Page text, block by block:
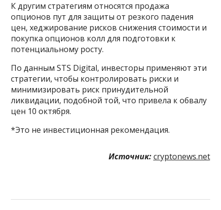
К другим стратегиям относятся продажа
опционов пут для защиты от резкого падения
цен, хеджирование рисков снижения стоимости и
покупка опционов колл для подготовки к
потенциальному росту.
По данным STS Digital, инвесторы применяют эти
стратегии, чтобы контролировать риски и
минимизировать риск принудительной
ликвидации, подобной той, что привела к обвалу
цен 10 октября.
*Это не инвестиционная рекомендация.
Источник: cryptonews.net